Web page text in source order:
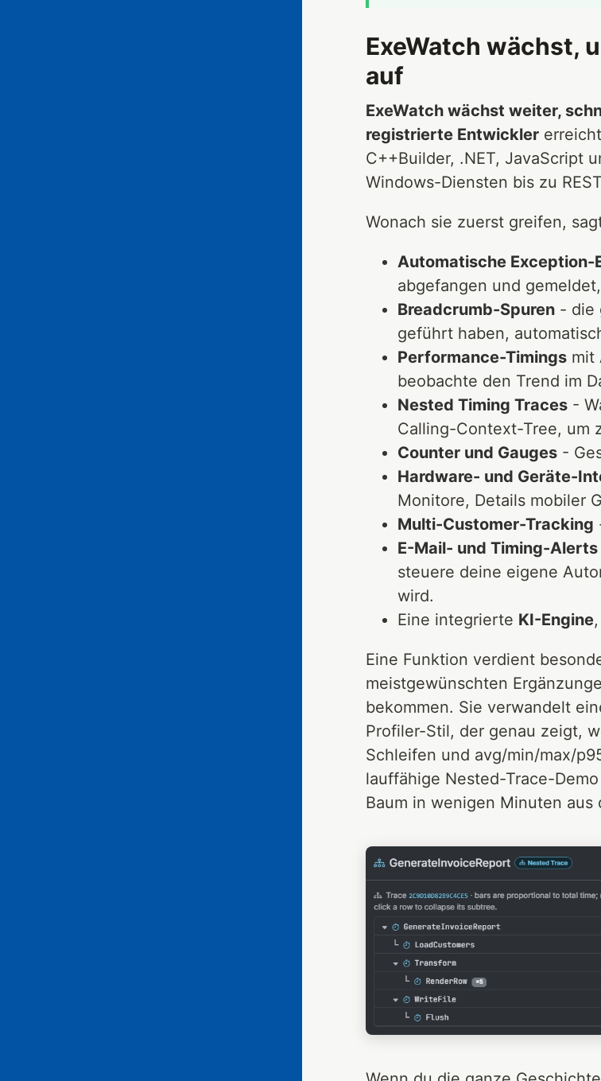
ExeWatch wächst,
auf
ExeWatch wächst weiter,
registrierte Entwickler
C++Builder, .NET, JavaScript
Windows-Diensten bis zu
Wonach sie zuerst greifen,
Automatische Exception-
abgefangen und
Breadcrumb-Spuren - die
geführt haben,
Performance-Timings mit
beobachte den Trend im
Nested Timing Traces -
Calling-Context-Tree, um
Counter und Gauges -
Hardware- und Geräte-
Monitore, Details mobiler
Multi-Customer-Tracking
E-Mail- und Timing-Alerts
steuere deine eigene
wird.
Eine integrierte KI-Engine
Eine Funktion verdient
meistgewünschten
bekommen. Sie verwandelt
Profiler-Stil, der genau zeigt,
Schleifen und avg/min/max/
lauffähige Nested-Trace-
Baum in wenigen Minuten